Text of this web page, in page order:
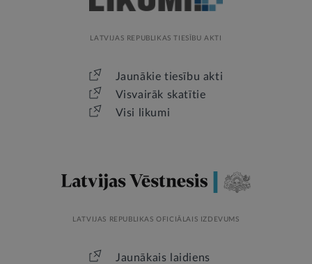
LATVIJAS REPUBLIKAS TIESĪBU AKTI
Jaunākie tiesību akti
Visvairāk skatītie
Visi likumi
LATVIJAS REPUBLIKAS OFICIĀLAIS IZDEVUMS
Jaunākais laidiens